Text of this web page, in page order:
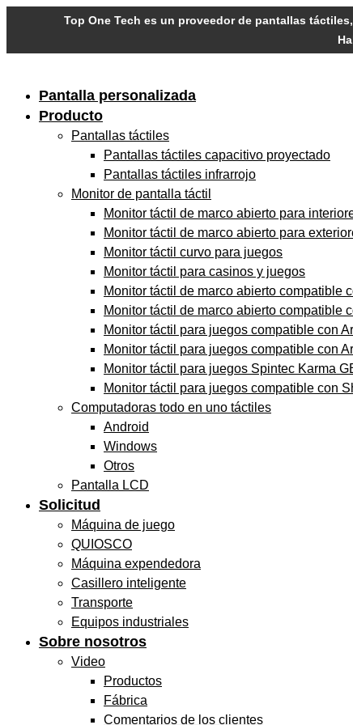
content
Top One Tech es un proveedor de pantallas
Pantalla personalizada
Producto
Pantallas táctiles
Pantallas táctiles capacitivo proyectado
Pantallas táctiles infrarrojo
Monitor de pantalla táctil
Monitor táctil de marco abierto para
Monitor táctil de marco abierto para
Monitor táctil curvo para juegos
Monitor táctil para casinos y juegos
Monitor táctil de marco abierto compatible
Monitor táctil de marco abierto compatible
Monitor táctil para juegos compatible con
Monitor táctil para juegos compatible con
Monitor táctil para juegos Spintec Karma
Monitor táctil para juegos compatible con
Computadoras todo en uno táctiles
Android
Windows
Otros
Pantalla LCD
Solicitud
Máquina de juego
QUIOSCO
Máquina expendedora
Casillero inteligente
Transporte
Equipos industriales
Sobre nosotros
Video
Productos
Fábrica
Comentarios de los clientes